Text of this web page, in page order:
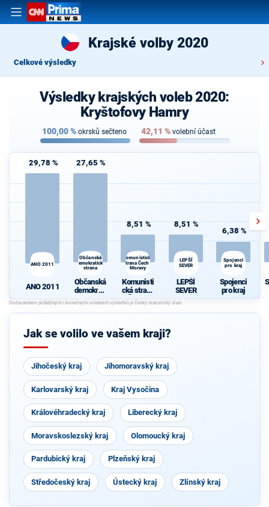
Krajské volby 2020
Celkové výsledky
Výsledky krajských voleb 2020:
Kryštofovy Hamry
100,00% okrsků sečteno 42,11 % volební účast
29,78 %
ANO 2011
ANO 2011
27,65 %
Občanská
demokratická
strana
Občanská
demokrati
cká strana
8,51 %
Komunistická
strana Čech a
Moravy
Komunisti
cká strana
Čech a
Moravy
8,51 %
LEPŠÍ
SEVER
LEPŠÍ
SEVER
6,38 %
Spojenci
pro kraj
Spojenci
pro kraj
Jak se volilo ve vašem kraji?
Jihočeský kraj Jihomoravský kraj
Karlovarský kraj Kraj Vysočina
Královéhradecký kraj Liberecký kraj
Moravskoslezský kraj Olomoucký kraj
Pardubický kraj Plzeňský kraj
Středočeský kraj Ústecký kraj Zlínský kraj